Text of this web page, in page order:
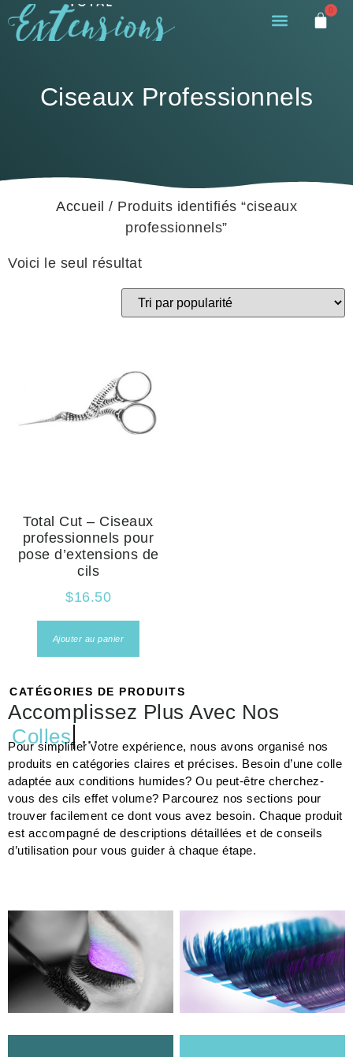
0
Ciseaux Professionnels
Accueil / Produits identifiés “ciseaux
professionnels”
Voici le seul résultat
Total Cut – Ciseaux
professionnels pour
pose d’extensions de
cils
$16.50
Ajouter au panier
CATÉGORIES DE PRODUITS
Accomplissez Plus Avec Nos
Colles ...
Pour simplifier votre expérience, nous avons organisé nos
produits en catégories claires et précises. Besoin d’une colle
adaptée aux conditions humides? Ou peut-être cherchez-
vous des cils effet volume? Parcourez nos sections pour
trouver facilement ce dont vous avez besoin. Chaque produit
est accompagné de descriptions détaillées et de conseils
d’utilisation pour vous guider à chaque étape.